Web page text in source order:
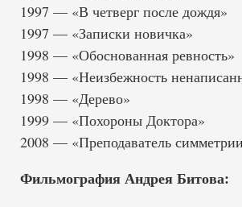
1997 — «В четверг после дождя»
1997 — «Записки новичка»
1998 — «Обоснованная ревность»
1998 — «Неизбежность
1998 — «Дерево»
1999 — «Похороны Доктора»
2008 — «Преподаватель
Фильмография Андрея Битова: